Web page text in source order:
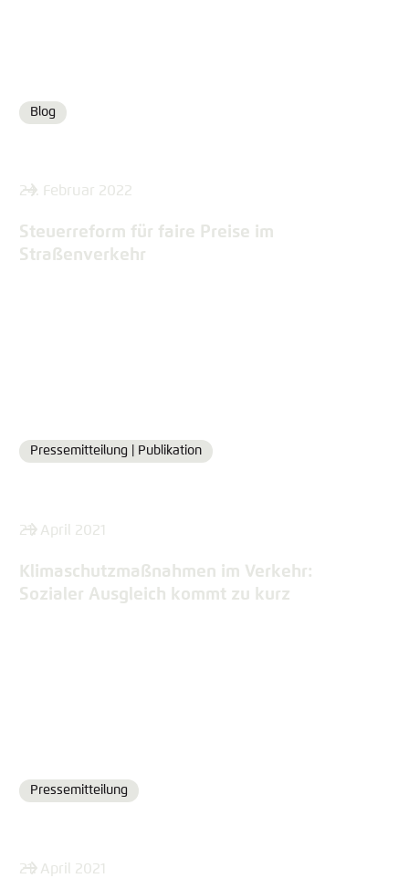
Format
Blog
24. Februar 2022
Steuerreform für faire Preise im
Straßenverkehr
Format
Pressemitteilung | Publikation
21. April 2021
Klimaschutzmaßnahmen im Verkehr:
Sozialer Ausgleich kommt zu kurz
Format
Pressemitteilung
21. April 2021